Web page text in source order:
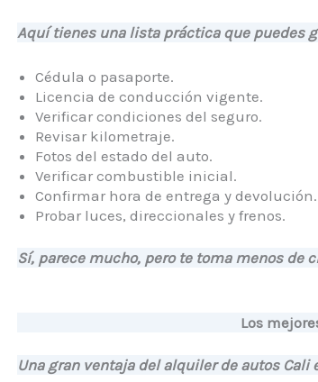
Aquí tienes una lista práctica que puedes
Cédula o pasaporte.
Licencia de conducción vigente.
Verificar condiciones del seguro.
Revisar kilometraje.
Fotos del estado del auto.
Verificar combustible inicial.
Confirmar hora de entrega y devolución.
Probar luces, direccionales y frenos.
Sí, parece mucho, pero te toma menos
Los
Una gran ventaja del alquiler de autos